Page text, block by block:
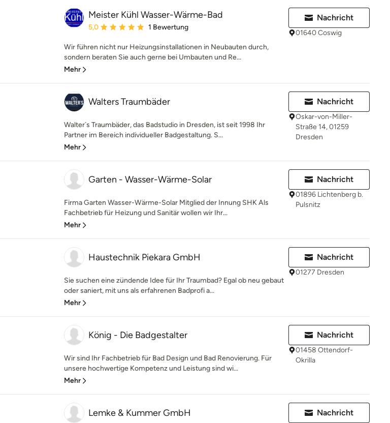
Meister Kühl Wasser-Wärme-Bad
Durchschnittliche Bewertung: 5 von 5 Sternen
5,0 1 Bewertung
Wir führen nicht nur Heizungsinstallationen in Neubauten durch,
sondern beraten Sie auch gerne bei Umbauten und Re...
Mehr
Nachricht
01640 Coswig
Walters Traumbäder
Walter´s Traumbäder, das Badstudio in Dresden, ist seit 1998 Ihr
Partner im Bereich individueller Badgestaltung. S...
Mehr
Nachricht
Oskar-von-Miller-
Straße 14, 01259
Dresden
Garten - Wasser-Wärme-Solar
Firma Garten Wasser-Wärme-Solar Mitglied der Innung SHK Als
Fachbetrieb für Heizung und Sanitär wollen wir Ihr...
Mehr
Nachricht
01896 Lichtenberg b.
Pulsnitz
Haustechnik Piekara GmbH
Sie suchen eine zündende Idee für Ihr Traumbad? Egal ob neu gebaut
oder saniert, mit uns als erfahrenen Badprofi a...
Mehr
Nachricht
01277 Dresden
König - Die Badgestalter
Wir sind Ihr Fachbetrieb für Bad Design und Bad Renovierung. Für
unsere hochwertige Kompetenz und Leistung sind wi...
Mehr
Nachricht
01458 Ottendorf-
Okrilla
Lemke & Kummer GmbH Nachricht